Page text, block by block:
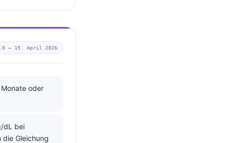
— 15. April 2026
oder
dL bei
die Gleichung